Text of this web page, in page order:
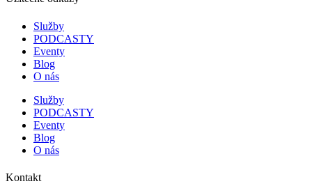
Služby
PODCASTY
Eventy
Blog
O nás
Služby
PODCASTY
Eventy
Blog
O nás
Kontakt